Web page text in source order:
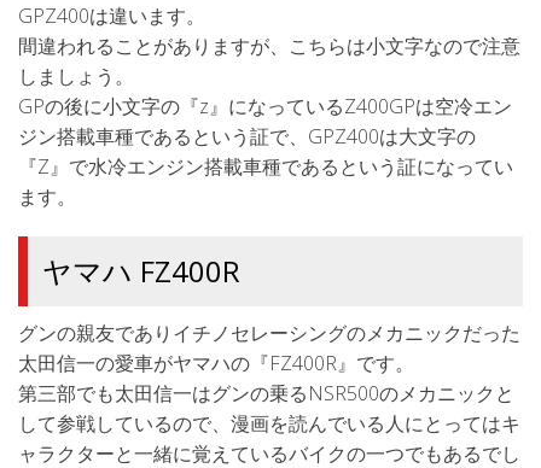
GPZ400は違います。
間違われることがありますが、こちらは小文字なので注意
しましょう。
GPの後に小文字の『z』になっているZ400GPは空冷エン
ジン搭載車種であるという証で、GPZ400は大文字の
『Z』で水冷エンジン搭載車種であるという証になってい
ます。
ヤマハ FZ400R
グンの親友でありイチノセレーシングのメカニックだった
太田信一の愛車がヤマハの『FZ400R』です。
第三部でも太田信一はグンの乗るNSR500のメカニックと
して参戦しているので、漫画を読んでいる人にとってはキ
ャラクターと一緒に覚えているバイクの一つでもあるでし